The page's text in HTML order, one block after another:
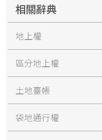
相關辭典
地上權
區分地上權
土地臺帳
袋地通行權